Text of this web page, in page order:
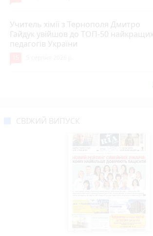
Учитель хімії з Тернополя Дмитро
Гайдук увійшов до ТОП-50 найкращих
педагогів України